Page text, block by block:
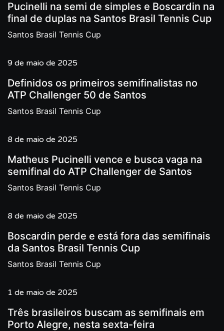
Pucinelli na semi de simples e Boscardin na
final de duplas na Santos Brasil Tennis Cup
Santos Brasil Tennis Cup
9 de maio de 2025
Definidos os primeiros semifinalistas no
ATP Challenger 50 de Santos
Santos Brasil Tennis Cup
8 de maio de 2025
Matheus Pucinelli vence e busca vaga na
semifinal do ATP Challenger de Santos
Santos Brasil Tennis Cup
8 de maio de 2025
Boscardin perde e está fora das semifinais
da Santos Brasil Tennis Cup
Santos Brasil Tennis Cup
1 de maio de 2025
Três brasileiros buscam as semifinais em
Porto Alegre, nesta sexta-feira